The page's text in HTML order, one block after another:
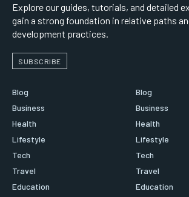
Explore our guides, tutorials, and detailed
gain a strong foundation in relative paths
development practices.
SUBSCRIBE
Blog
Business
Health
Lifestyle
Tech
Travel
Education
Blog
Business
Health
Lifestyle
Tech
Travel
Education